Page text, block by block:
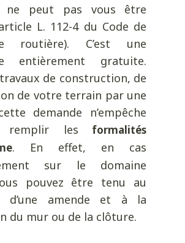
ne peut pas vous être
L. 112-4 du Code de
routière). C’est une
entièrement gratuite.
de construction, de
de votre terrain par une
demande n’empêche
les formalités
. En effet, en cas
sur le domaine
pouvez être tenu au
d’une amende et à la
du mur ou de la clôture.